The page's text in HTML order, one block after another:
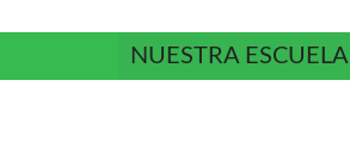
NUESTRA ESCUELA